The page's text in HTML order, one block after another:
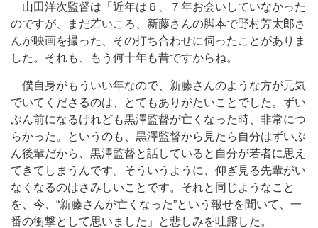
山田洋次監督は「近年は６、７年お会いしていなかった
のですが、まだ若いころ、新藤さんの脚本で野村芳太郎さ
んが映画を撮った、その打ち合わせに伺ったことがありま
した。それも、もう何十年も昔ですからね。
僕自身がもういい年なので、新藤さんのような方が元気
でいてくださるのは、とてもありがたいことでした。ずい
ぶん前になるけれども黒澤監督が亡くなった時、非常につ
らかった。というのも、黒澤監督から見たら自分はずいぶ
ん後輩だから、黒澤監督と話していると自分が若者に思え
てきてしまうんです。そういうように、仰ぎ見る先輩がい
なくなるのはさみしいことです。それと同じようなこと
を、今、“新藤さんが亡くなった”という報せを聞いて、一
番の衝撃として思いました」と悲しみを吐露した。